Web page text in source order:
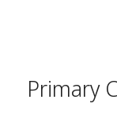
Primary